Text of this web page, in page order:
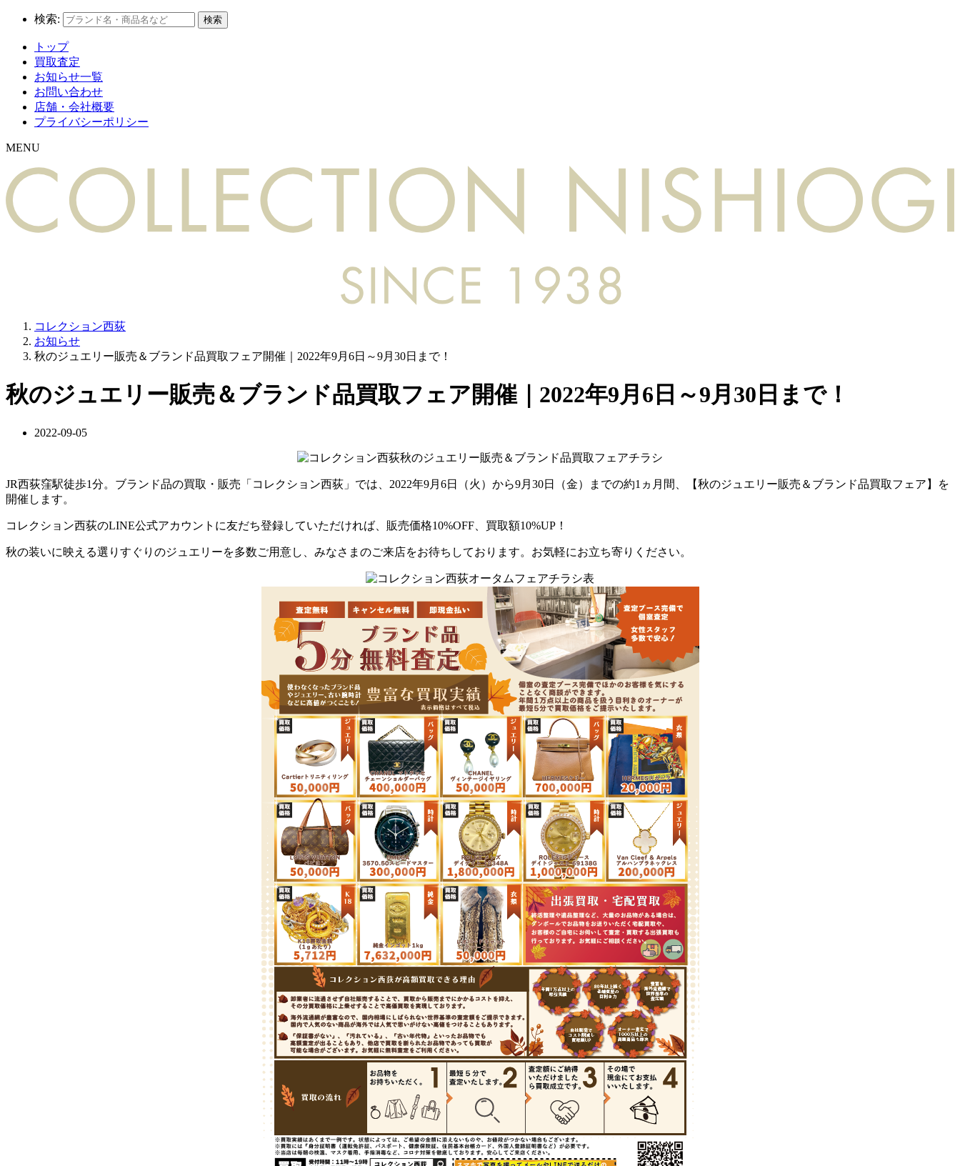
検索:
トップ
買取査定
お知らせ一覧
お問い合わせ
店舗・会社概要
プライバシーポリシー
MENU
コレクション西荻
お知らせ
秋のジュエリー販売＆ブランド品買取フェア開催｜2022年9月6日～9月30日まで！
秋のジュエリー販売＆ブランド品買取フェア開催｜2022年9月6日～9月30日まで！
2022-09-05
JR西荻窪駅徒歩1分。ブランド品の買取・販売「コレクション西荻」では、2022年9月6日（火）から9月30日（金）までの約1ヵ月間、【秋のジュエリー販売＆ブランド品買取フェア】を
開催します。
コレクション西荻のLINE公式アカウントに友だち登録していただければ、販売価格10%OFF、買取額10%UP！
秋の装いに映える選りすぐりのジュエリーを多数ご用意し、みなさまのご来店をお待ちしております。お気軽にお立ち寄りください。